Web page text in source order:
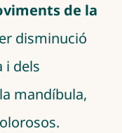
de la
disminució
i dels
mandíbula,